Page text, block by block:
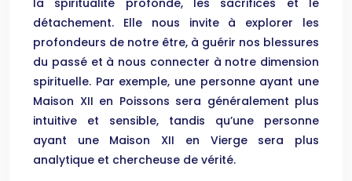
la spiritualité profonde, les sacrifices et le
détachement. Elle nous invite à explorer les
profondeurs de notre être, à guérir nos blessures
du passé et à nous connecter à notre dimension
spirituelle. Par exemple, une personne ayant une
Maison XII en Poissons sera généralement plus
intuitive et sensible, tandis qu’une personne
ayant une Maison XII en Vierge sera plus
analytique et chercheuse de vérité.